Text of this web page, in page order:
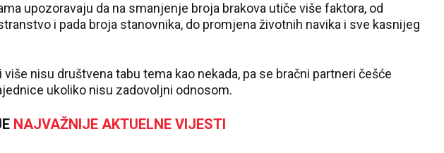
upozoravaju da na smanjenje broja brakova utiče više faktora, od
i pada broja stanovnika, do promjena životnih navika i sve kasnijeg
nisu društvena tabu tema kao nekada, pa se bračni partneri češće
ukoliko nisu zadovoljni odnosom.
NAJVAŽNIJE AKTUELNE VIJESTI